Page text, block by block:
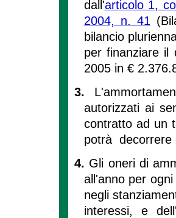
dall'articolo 1,
2004, n. 41
bilancio
per finanziare il
2005 in €
3.
autorizzati ai
contratto ad un
potrà decorrere
4. Gli oneri di
all'anno per
negli
interessi, e